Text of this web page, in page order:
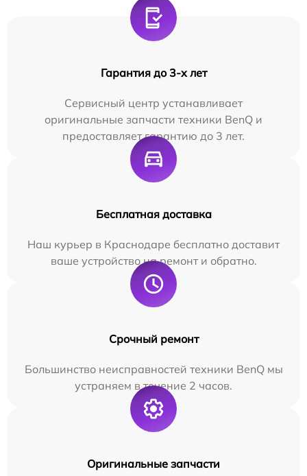
Гарантия до 3-х лет
Сервисный центр устанавливает
оригинальные запчасти техники BenQ и
предоставляет гарантию до 3 лет.
Бесплатная доставка
Наш курьер в Краснодаре бесплатно доставит
ваше устройство на ремонт и обратно.
Срочный ремонт
Большинство неисправностей техники BenQ мы
устраняем в течение 2 часов.
Оригинальные запчасти